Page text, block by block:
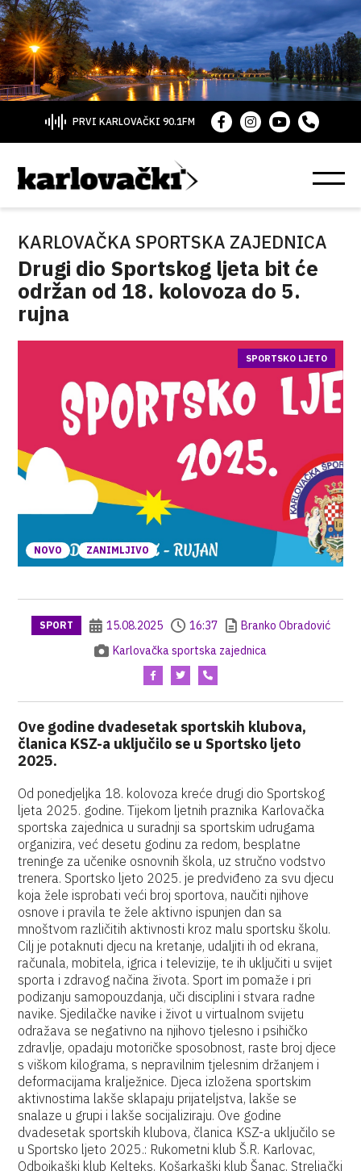
PRVI KARLOVAČKI 90.1FM
KARLOVAČKA SPORTSKA ZAJEDNICA
Drugi dio Sportskog ljeta bit će
održan od 18. kolovoza do 5.
rujna
NOVO ZANIMLJIVO
SPORTSKO LJETO
SPORT 15.08.2025 16:37
Branko Obradović
Karlovačka sportska zajednica
Ove godine dvadesetak sportskih klubova,
članica KSZ-a uključilo se u Sportsko ljeto
2025.
Od ponedjeljka 18. kolovoza kreće drugi dio Sportskog
ljeta 2025. godine. Tijekom ljetnih praznika Karlovačka
sportska zajednica u suradnji sa sportskim udrugama
organizira, već desetu godinu za redom, besplatne
treninge za učenike osnovnih škola, uz stručno vodstvo
trenera. Sportsko ljeto 2025. je predviđeno za svu djecu
koja žele isprobati veći broj sportova, naučiti njihove
osnove i pravila te žele aktivno ispunjen dan sa
mnoštvom različitih aktivnosti kroz malu sportsku školu.
Cilj je potaknuti djecu na kretanje, udaljiti ih od ekrana,
računala, mobitela, igrica i televizije, te ih uključiti u svijet
sporta i zdravog načina života. Sport im pomaže i pri
podizanju samopouzdanja, uči disciplini i stvara radne
navike. Sjedilačke navike i život u virtualnom svijetu
odražava se negativno na njihovo tjelesno i psihičko
zdravlje, opadaju motoričke sposobnost, raste broj djece
s viškom kilograma, s nepravilnim tjelesnim držanjem i
deformacijama kralježnice. Djeca izložena sportskim
aktivnostima lakše sklapaju prijateljstva, lakše se
snalaze u grupi i lakše socijaliziraju. Ove godine
dvadesetak sportskih klubova, članica KSZ-a uključilo se
u Sportsko ljeto 2025.: Rukometni klub Š.R. Karlovac,
Odbojkaški klub Kelteks, Košarkaški klub Šanac, Streljački